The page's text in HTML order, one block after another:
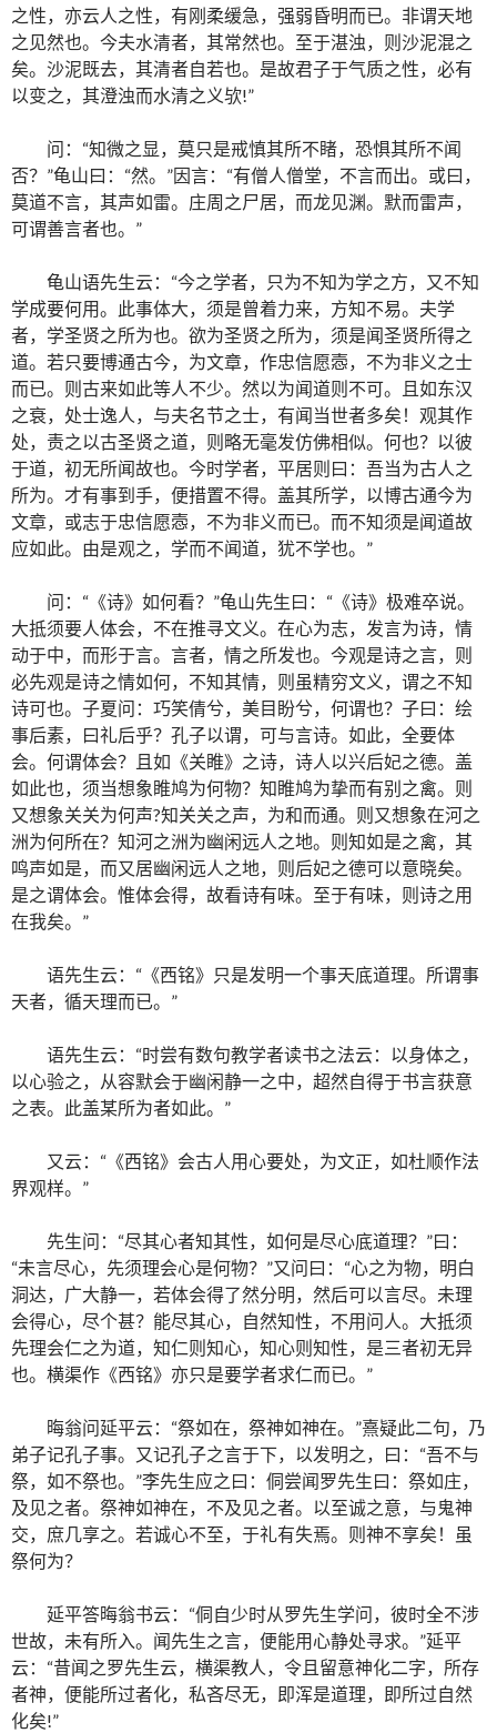
之性，亦云人之性，有刚柔缓急，强弱昏明而已。非谓天地
之见然也。今夫水清者，其常然也。至于湛浊，则沙泥混之
矣。沙泥既去，其清者自若也。是故君子于气质之性，必有
以变之，其澄浊而水清之义欤!”
问：“知微之显，莫只是戒慎其所不睹，恐惧其所不闻
否？”龟山曰：“然。”因言：“有僧人僧堂，不言而出。或曰，
莫道不言，其声如雷。庄周之尸居，而龙见渊。默而雷声，
可谓善言者也。”
龟山语先生云：“今之学者，只为不知为学之方，又不知
学成要何用。此事体大，须是曾着力来，方知不易。夫学
者，学圣贤之所为也。欲为圣贤之所为，须是闻圣贤所得之
道。若只要博通古今，为文章，作忠信愿悫，不为非义之士
而已。则古来如此等人不少。然以为闻道则不可。且如东汉
之衰，处士逸人，与夫名节之士，有闻当世者多矣！观其作
处，责之以古圣贤之道，则略无毫发仿佛相似。何也？以彼
于道，初无所闻故也。今时学者，平居则曰：吾当为古人之
所为。才有事到手，便措置不得。盖其所学，以博古通今为
文章，或志于忠信愿悫，不为非义而已。而不知须是闻道故
应如此。由是观之，学而不闻道，犹不学也。”
问：“《诗》如何看？”龟山先生曰：“《诗》极难卒说。
大抵须要人体会，不在推寻文义。在心为志，发言为诗，情
动于中，而形于言。言者，情之所发也。今观是诗之言，则
必先观是诗之情如何，不知其情，则虽精穷文义，谓之不知
诗可也。子夏问：巧笑倩兮，美目盼兮，何谓也？子曰：绘
事后素，曰礼后乎？孔子以谓，可与言诗。如此，全要体
会。何谓体会？且如《关睢》之诗，诗人以兴后妃之德。盖
如此也，须当想象睢鸠为何物？知睢鸠为挚而有别之禽。则
又想象关关为何声?知关关之声，为和而通。则又想象在河之
洲为何所在？知河之洲为幽闲远人之地。则知如是之禽，其
鸣声如是，而又居幽闲远人之地，则后妃之德可以意晓矣。
是之谓体会。惟体会得，故看诗有味。至于有味，则诗之用
在我矣。”
语先生云：“《西铭》只是发明一个事天底道理。所谓事
天者，循天理而已。”
语先生云：“时尝有数句教学者读书之法云：以身体之，
以心验之，从容默会于幽闲静一之中，超然自得于书言获意
之表。此盖某所为者如此。”
又云：“《西铭》会古人用心要处，为文正，如杜顺作法
界观样。”
先生问：“尽其心者知其性，如何是尽心底道理？”曰：
“未言尽心，先须理会心是何物？”又问曰：“心之为物，明白
洞达，广大静一，若体会得了然分明，然后可以言尽。未理
会得心，尽个甚？能尽其心，自然知性，不用问人。大抵须
先理会仁之为道，知仁则知心，知心则知性，是三者初无异
也。横渠作《西铭》亦只是要学者求仁而已。”
晦翁问延平云：“祭如在，祭神如神在。”熹疑此二句，乃
弟子记孔子事。又记孔子之言于下，以发明之，曰：“吾不与
祭，如不祭也。”李先生应之曰：侗尝闻罗先生曰：祭如庄，
及见之者。祭神如神在，不及见之者。以至诚之意，与鬼神
交，庶几享之。若诚心不至，于礼有失焉。则神不享矣！虽
祭何为？
延平答晦翁书云：“侗自少时从罗先生学问，彼时全不涉
世故，未有所入。闻先生之言，便能用心静处寻求。”延平
云：“昔闻之罗先生云，横渠教人，令且留意神化二字，所存
者神，便能所过者化，私吝尽无，即浑是道理，即所过自然
化矣!”